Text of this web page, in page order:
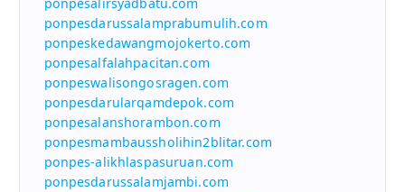
ponpesdarussalamprabumulih.com
ponpeskedawangmojokerto.com
ponpesalfalahpacitan.com
ponpeswalisongosragen.com
ponpesdarularqamdepok.com
ponpesalanshorambon.com
ponpesmambaussholihin2blitar.com
ponpes-alikhlaspasuruan.com
ponpesdarussalamjambi.com